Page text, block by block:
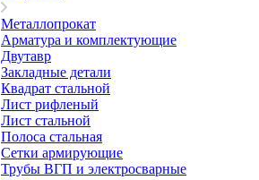
Металлопрокат
Арматура и комплектующие
Двутавр
Закладные детали
Квадрат стальной
Лист рифленый
Лист стальной
Полоса стальная
Сетки армирующие
Трубы ВГП и электросварные